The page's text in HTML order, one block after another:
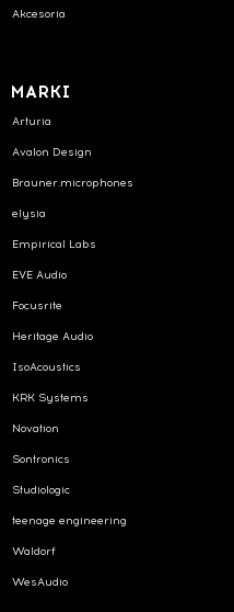
Akcesoria
MARKI
Arturia
Avalon Design
Brauner.microphones
elysia
Empirical Labs
EVE Audio
Focusrite
Heritage Audio
IsoAcoustics
KRK Systems
Novation
Sontronics
Studiologic
teenage engineering
Waldorf
WesAudio